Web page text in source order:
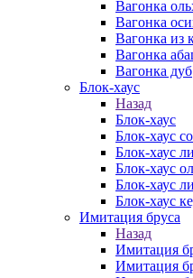
Вагонка
Вагонка
Вагонка из
Вагонка
Вагонка дуб
Блок-хаус
Назад
Блок-хаус
Блок-хаус
Блок-хаус
Блок-хаус
Блок-хаус
Блок-хаус
Имитация бруса
Назад
Имитация
Имитация